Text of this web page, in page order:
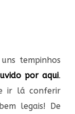
tempinhos
por aqui.
ir lá conferir
legais! De